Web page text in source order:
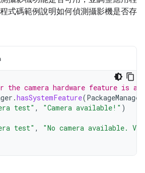
式碼範例說明如何偵測攝影機是否存
the camera hardware feature is
.hasSystemFeature(PackageManager
test" , "Camera available!" )
test" ,
"No camera available.